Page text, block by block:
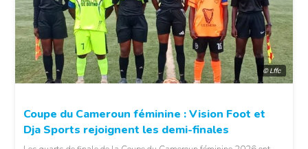
© Lffc
Coupe du Cameroun féminine : Vision Foot et
Dja Sports rejoignent les demi-finales